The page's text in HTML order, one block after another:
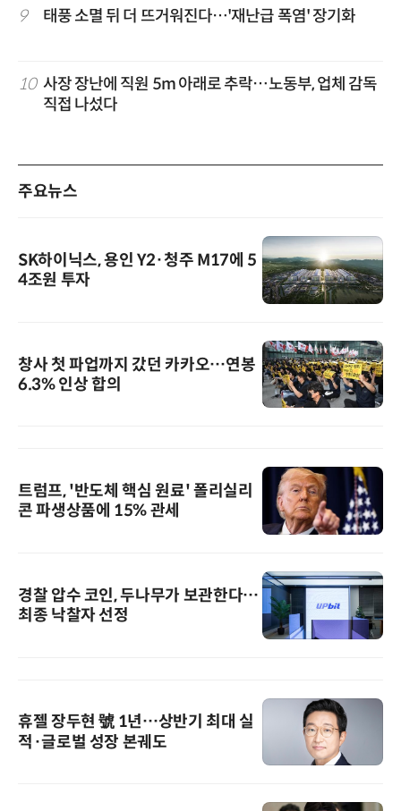
9 태풍 소멸 뒤 더 뜨거워진다…'재난급 폭염' 장기화
10 사장 장난에 직원 5m 아래로 추락…노동부, 업체 감독
직접 나섰다
주요뉴스
SK하이닉스, 용인 Y2·청주 M17에 5
4조원 투자
창사 첫 파업까지 갔던 카카오…연봉
6.3% 인상 합의
트럼프, '반도체 핵심 원료' 폴리실리
콘 파생상품에 15% 관세
경찰 압수 코인, 두나무가 보관한다…
최종 낙찰자 선정
휴젤 장두현 號 1년…상반기 최대 실
적·글로벌 성장 본궤도